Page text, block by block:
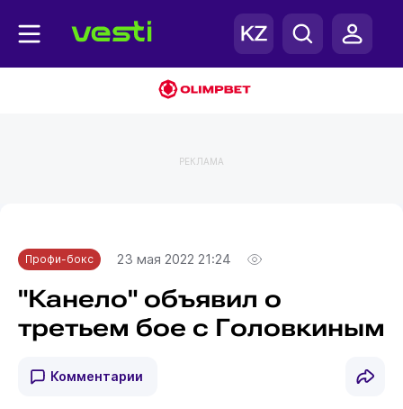
РЕКЛАМА
Профи-бокс 23 мая 2022 21:24
"Канело" объявил о
третьем бое с Головкиным
Комментарии